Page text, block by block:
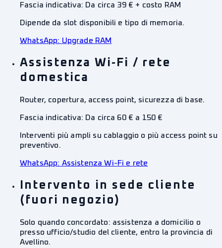
Fascia indicativa: Da circa 39 € + costo RAM
Dipende da slot disponibili e tipo di memoria.
WhatsApp: Upgrade RAM
Assistenza Wi‑Fi / rete
domestica
Router, copertura, access point, sicurezza di base.
Fascia indicativa: Da circa 60 € a 150 €
Interventi più ampli su cablaggio o più access point su
preventivo.
WhatsApp: Assistenza Wi-Fi e rete
Intervento in sede cliente
(fuori negozio)
Solo quando concordato: assistenza a domicilio o
presso ufficio/studio del cliente, entro la provincia di
Avellino.